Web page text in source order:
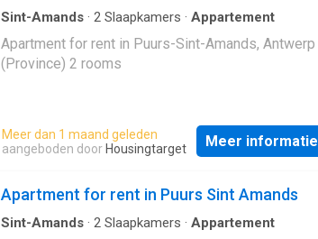
Sint-Amands · 2 Slaapkamers · Appartement
Apartment for rent in Puurs-Sint-Amands, Antwerp
(Province) 2 rooms
Meer dan 1 maand geleden
aangeboden door Housingtarget Meer informatie
Apartment for rent in Puurs Sint Amands
Sint-Amands · 2 Slaapkamers · Appartement